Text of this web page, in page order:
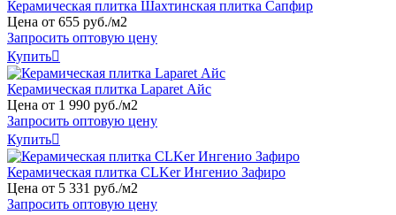
Керамическая плитка Шахтинская плитка Сапфир
Цена от 655 руб./м2
Запросить оптовую цену
Купить
Керамическая плитка Laparet Айс
Цена от 1 990 руб./м2
Запросить оптовую цену
Купить
Керамическая плитка CLKer Ингенио Зафиро
Цена от 5 331 руб./м2
Запросить оптовую цену